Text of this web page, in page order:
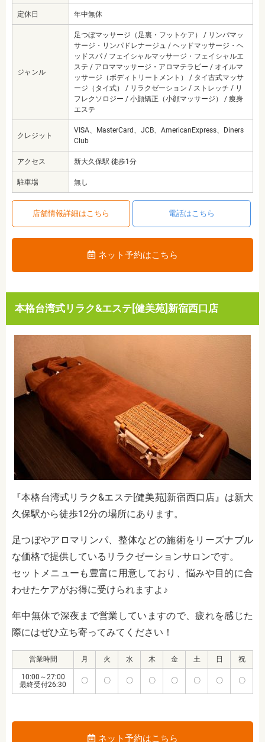
定休日 年中無休
ジャンル
足つぼマッサージ（足裏・フットケア） / リンパマッ
サージ・リンパドレナージュ / ヘッドマッサージ・ヘ
ッドスパ / フェイシャルマッサージ・フェイシャルエ
ステ / アロママッサージ・アロマテラピー / オイルマ
ッサージ（ボディトリートメント） / タイ古式マッサ
ージ（タイ式） / リラクゼーション / ストレッチ / リ
フレクソロジー / 小顔矯正（小顔マッサージ） / 痩身
エステ
クレジット
VISA、MasterCard、JCB、AmericanExpress、Diners
Club
アクセス 新大久保駅 徒歩1分
駐車場 無し
店舗情報詳細はこちら 電話はこちら
ネット予約はこちら
本格台湾式リラク&エステ[健美苑]新宿西口店
『本格台湾式リラク&エステ[健美苑]新宿西口店』は新大
久保駅から徒歩12分の場所にあります。
足つぼやアロマリンパ、整体などの施術をリーズナブル
な価格で提供しているリラクゼーションサロンです。
セットメニューも豊富に用意しており、悩みや目的に合
わせたケアがお得に受けられますよ♪
年中無休で深夜まで営業していますので、疲れを感じた
際にはぜひ立ち寄ってみてください！
営業時間 月 火 水 木 金 土 日 祝
10:00～27:00
最終受付26:30
〇 〇 〇 〇 〇 〇 〇 〇
ネット予約はこちら